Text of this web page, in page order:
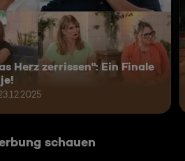
Herz zerrissen": Ein Finale
schauen